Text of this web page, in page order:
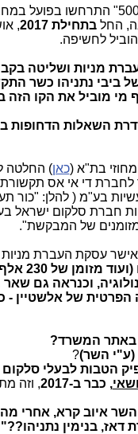
החלבתחילת 2017 ,
לחשיפה.
מניות ושליטה
ביבי נתניהו כשר
מוביל את הקו הזה
השאלות הדחופות
בת"א (כאן) החלטה
די אי אס תקשורת
בע"מ ( להלן: "כור
של המבקשת".
אישר עסקת העברת מניות
הפרטית של אלשטיין
באתר המשרד?
(ע"י השר)?
הטבות לבעלי
, כבר ב-2017
, וזה
איוב קרא, אחרי